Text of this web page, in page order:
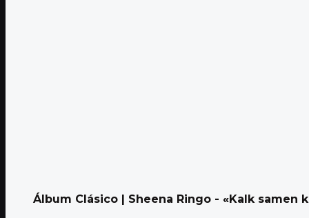
Álbum Clásico | Sheena Ringo - «Kalk samen